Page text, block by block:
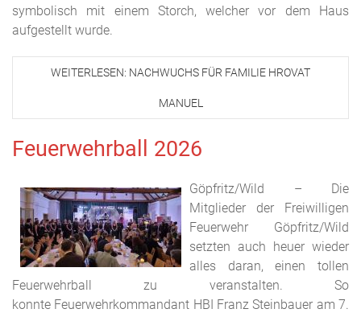
symbolisch mit einem Storch, welcher vor dem Haus
aufgestellt wurde.
WEITERLESEN: NACHWUCHS FÜR FAMILIE HROVAT
MANUEL
Feuerwehrball 2026
Göpfritz/Wild – Die
Mitglieder der Freiwilligen
Feuerwehr Göpfritz/Wild
setzten auch heuer wieder
alles daran, einen tollen
Feuerwehrball zu veranstalten. So
konnte Feuerwehrkommandant HBI Franz Steinbauer am 7.